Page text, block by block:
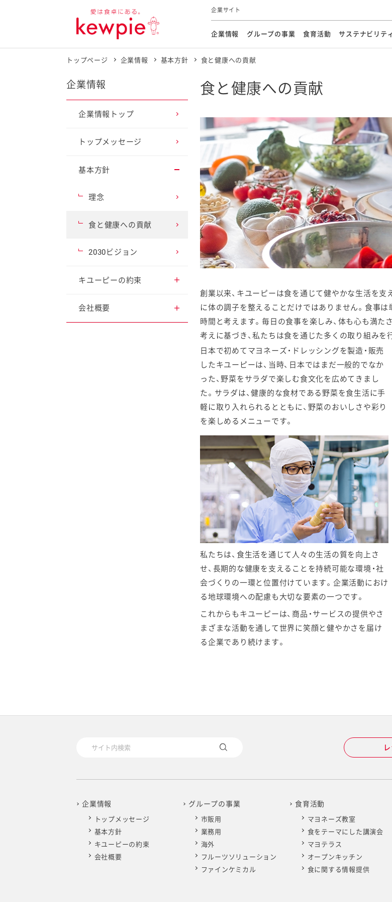
企業サイト
企業情報
トップメッセージ
グループの事業
市販用
ファインケミカル
食育活動
食育活動方針
海外における食育活動 食に関する情報提供
サステナビリテ
トップメッセージ
気候変動への対応
持続可能な調達
対照表 ESGデータ集
イニシアチブ・加盟団体 社会・環境活動の歴史
グループ各社の
サステナビリティ活動
本部長メッセージ
技術ソリューション 研究開発スタイル
個人投資家の皆さまへ
IRライブラリ 株式情報
IRよくあるご質問 ディスクロージャーポリシ
とっておきレシピ 商品情報
お客様相談室 業務用商品
ファインケミカル
食と健康への貢献
創業以来、キユーピーは食を通じて健やかな生活を
に体の調子を整えることだけではありません。食事
時間と考えます。毎日の食事を楽しみ、体も心も満
考えに基づき、私たちは食を通じた多くの取り組みを
日本で初めてマヨネーズ・ドレッシングを製造・販売
したキユーピーは、当時、日本ではまだ一般的でなか
った、野菜をサラダで楽しむ食文化を広めてきまし
た。サラダは、健康的な食材である野菜を食生活に手
軽に取り入れられるとともに、野菜のおいしさや彩り
を楽しめるメニューです。
私たちは、食生活を通じて人々の生活の質を向上さ
せ、長期的な健康を支えることを持続可能な環境・社
会づくりの一環と位置付けています。企業活動におけ
る地球環境への配慮も大切な要素の一つです。
これからもキユーピーは、商品・サービスの提供やさ
まざまな活動を通して世界に笑顔と健やかさを届け
る企業であり続けます。
企業情報
企業情報トップ
トップメッセージ
基本方針
理念
食と健康への貢献
2030ビジョン
キユーピーの約束
コーポレート・ガバナ
会社概要
トップページ 企業情報 基本方針 食と健康への貢献
企業情報
トップメッセージ
基本方針
キユーピーの約束
会社概要
グループの事業
市販用
業務用
海外
フルーツソリューション
ファインケミカル
食育活動
マヨネーズ教室
食をテーマにした講演会
マヨテラス
オープンキッチン
食に関する情報提供